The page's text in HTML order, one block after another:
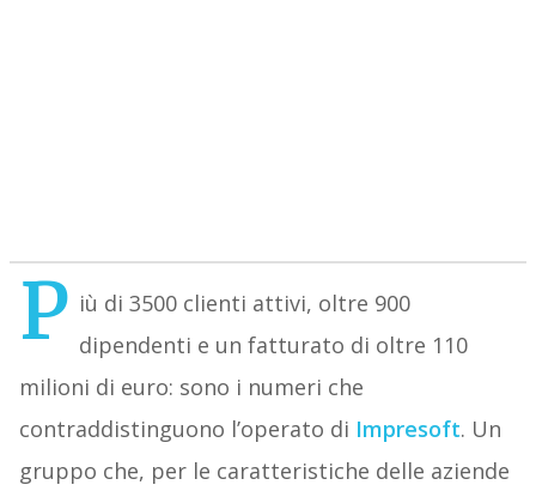
P iù di 3500 clienti attivi, oltre 900
dipendenti e un fatturato di oltre 110
milioni di euro: sono i numeri che
contraddistinguono l’operato di Impresoft. Un
gruppo che, per le caratteristiche delle aziende